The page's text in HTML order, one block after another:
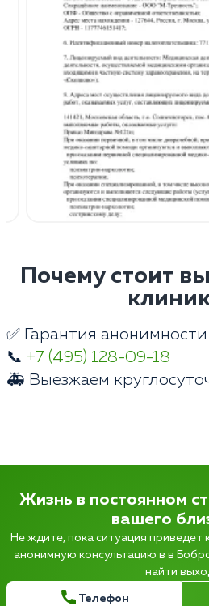
Почему стоит
✅ Гарантия анонимности
📞 +7 (495) 128-09-18
🚑 Выезжаем
Жизнь в постоянном
вашего
Не ждите, пока ситуация приведет
анонимную консультацию в в
найти
Телефон